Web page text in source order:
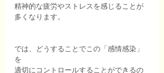
精神的な疲労やストレスを感じることが
多くなります。
では、どうすることでこの「感情感染」
を
適切にコントロールすることができるの